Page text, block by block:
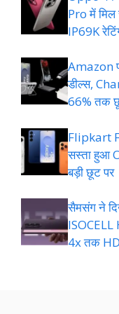
Pro में
IP69K
Amazon
डील्स,
66% तक
Flipkart
सस्ता हुआ
बड़ी छूट पर
सैमसंग ने
ISOCELL
4x तक